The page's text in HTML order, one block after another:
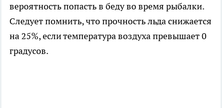
вероятность попасть в беду во время рыбалки.
Следует помнить, что прочность льда снижается
на 25%, если температура воздуха превышает 0
градусов.